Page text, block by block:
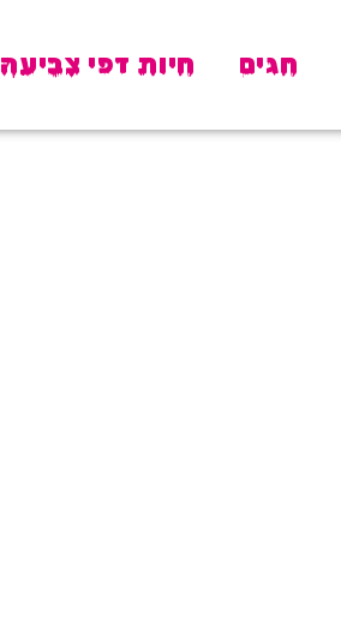
חגים חיות דפי צביעה